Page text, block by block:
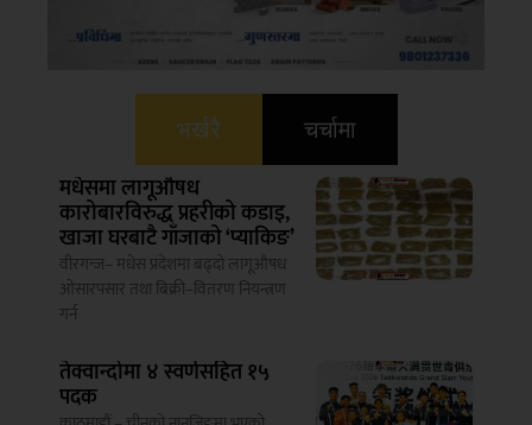
भर्खरै चर्चामा
मधेसमा लागूऔषध
कारोबारविरुद्ध प्रहरीको कडाइ,
खाजा घरबाटै गाँजाको ‘प्याकिङ’
वीरगन्ज– मधेस प्रदेशमा बढ्दो लागूऔषध
ओसारपसार तथा बिक्री–वितरण नियन्त्रण
गर्न
तेक्वान्दोमा ४ स्वर्णसहित १५
पदक